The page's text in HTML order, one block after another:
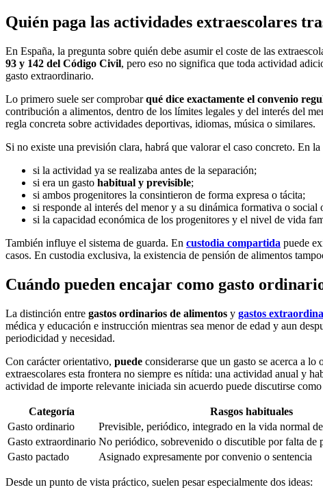
Quién paga las actividades extraescolares
En España, la pregunta sobre quién debe asumir el coste de las
93 y 142 del Código Civil, pero eso no significa que toda actividad
gasto extraordinario.
Lo primero suele ser comprobarqué dice exactamente el convenio
contribución a alimentos, dentro de los límites legales y del interés del
regla concreta sobre actividades deportivas, idiomas, música o similares.
Si no existe una previsión clara, habrá que valorar el caso concreto. En
si la actividad ya se realizaba antes de la separación;
si era un gasto habitual y previsible;
si ambos progenitores la consintieron de forma expresa o tácita;
si responde al interés del menor y a su dinámica formativa o social
si la capacidad económica de los progenitores y el nivel de vida
También influye el sistema de guarda. En custodia compartida puede
casos. En custodia exclusiva, la existencia de pensión de alimentos
Cuándo pueden encajar como gasto
La distinción entre gastos ordinarios de alimentos y gastos
médica y educación e instrucción mientras sea menor de edad y aun
periodicidad y necesidad.
Con carácter orientativo, puede considerarse que un gasto se acerca a lo
extraescolares esta frontera no siempre es nítida: una actividad anual y
actividad de importe relevante iniciada sin acuerdo puede discutirse
Categoría Rasgos habituales
Gasto ordinario
Previsible, periódico, integrado en la vida normal
Gasto extraordinario No periódico, sobrevenido o discutible por falta de
Gasto pactado
Asignado expresamente por convenio o sentencia
Desde un punto de vista práctico, suelen pesar especialmente dos ideas: